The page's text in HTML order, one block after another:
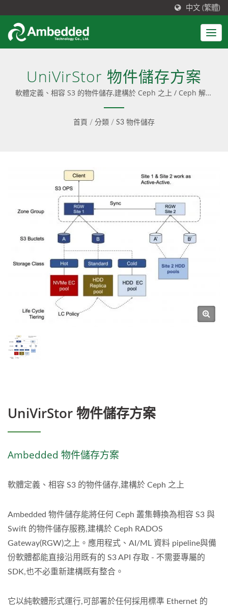
中文 (繁體)
UniVirStor 物件儲存方案
軟體定義、相容 S3 的物件儲存,建構於 Ceph 之上 / Ceph 解決
方案整合了易於安裝、預先配置的軟體與友善的使用者介面；並
提供 Ceph 顧問諮詢、專業服務與無縫更新，同時提供純軟體
首頁 / 分類 / S3 物件儲存
UniVirStor 物件儲存方案
Ambedded 物件儲存方案
軟體定義、相容 S3 的物件儲存,建構於 Ceph 之上
Ambedded 物件儲存能將任何 Ceph 叢集轉換為相容 S3 與
Swift 的物件儲存服務,建構於 Ceph RADOS
Gateway(RGW)之上。應用程式、AI/ML 資料 pipeline與備
份軟體都能直接沿用既有的 S3 API 存取 - 不需要專屬的
SDK,也不必重新建構既有整合。
它以純軟體形式運行,可部署於任何採用標準 Ethernet 的